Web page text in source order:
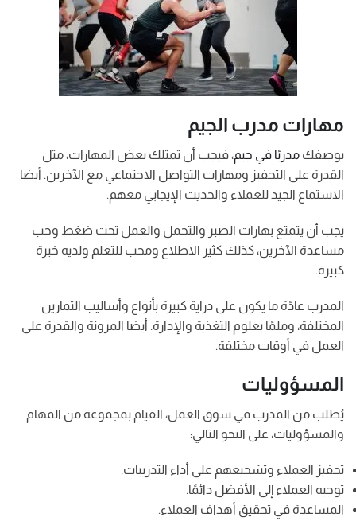
مهارات مدرب الجيم
بوصفك مدربًا في جيم، فيجب أن تمتلك بعض المهارات، مثل
القدرة على التحفيز ومهارات التواصل الاجتماعي مع الآخرين. أيضا
الاستماع الجيد للعملاء والحديث الإيجابي معهم.
يجب أن يتمتع بهارات الصبر والتحمل والعمل تحت ضغط وحب
مساعدة الآخرين، كذلك كثير الاطلاع ومحب للتعلم ولديه خبرة
كبيرة.
المدرب عادًة ما يكون على دراية كبيرة بأنواع وأساليب التمارين
المختلفة، وملمًا بعلوم التغذية والإدارة. أيضا المرونة والقدرة على
العمل في أوقات مختلفة.
المسؤوليات
يُطلب من المدرب في سوق العمل، القيام بمجموعة من المهام
والمسؤوليات، على النحو التالي:
تحفيز العملاء وتشجيعهم على أداء التدريبات.
توجيه العملاء إلى الأفضل دائمًا.
المساعدة في تحقيق أهداف العملاء.